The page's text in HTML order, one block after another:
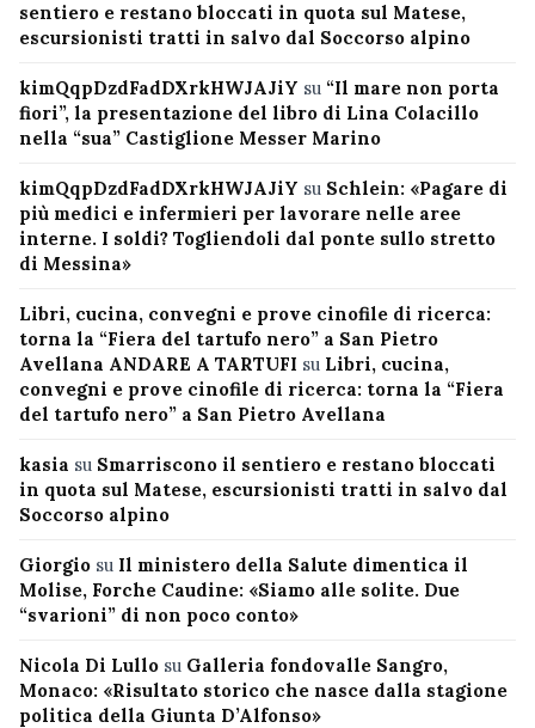
sentiero e restano bloccati in quota sul Matese,
escursionisti tratti in salvo dal Soccorso alpino
kimQqpDzdFadDXrkHWJAJiY su “Il mare non porta
fiori”, la presentazione del libro di Lina Colacillo
nella “sua” Castiglione Messer Marino
kimQqpDzdFadDXrkHWJAJiY su Schlein: «Pagare di
più medici e infermieri per lavorare nelle aree
interne. I soldi? Togliendoli dal ponte sullo stretto
di Messina»
Libri, cucina, convegni e prove cinofile di ricerca:
torna la “Fiera del tartufo nero” a San Pietro
Avellana ANDARE A TARTUFI su Libri, cucina,
convegni e prove cinofile di ricerca: torna la “Fiera
del tartufo nero” a San Pietro Avellana
kasia su Smarriscono il sentiero e restano bloccati
in quota sul Matese, escursionisti tratti in salvo dal
Soccorso alpino
Giorgio su Il ministero della Salute dimentica il
Molise, Forche Caudine: «Siamo alle solite. Due
“svarioni” di non poco conto»
Nicola Di Lullo su Galleria fondovalle Sangro,
Monaco: «Risultato storico che nasce dalla stagione
politica della Giunta D’Alfonso»